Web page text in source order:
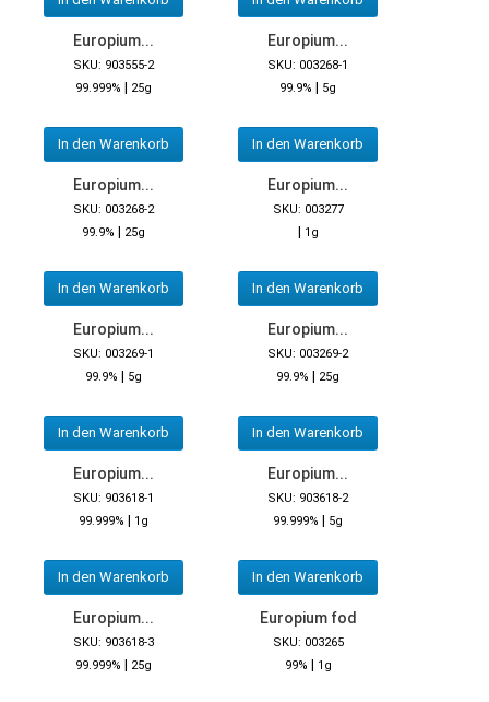
Europium...
SKU: 903555-2
99.999% | 25g
In den Warenkorb
Europium...
SKU: 003268-1
99.9% | 5g
In den Warenkorb
Europium...
SKU: 003268-2
99.9% | 25g
In den Warenkorb
Europium...
SKU: 003277
| 1g
In den Warenkorb
Europium...
SKU: 003269-1
99.9% | 5g
In den Warenkorb
Europium...
SKU: 003269-2
99.9% | 25g
In den Warenkorb
Europium...
SKU: 903618-1
99.999% | 1g
In den Warenkorb
Europium...
SKU: 903618-2
99.999% | 5g
In den Warenkorb
Europium...
SKU: 903618-3
99.999% | 25g
Europium fod
SKU: 003265
99% | 1g